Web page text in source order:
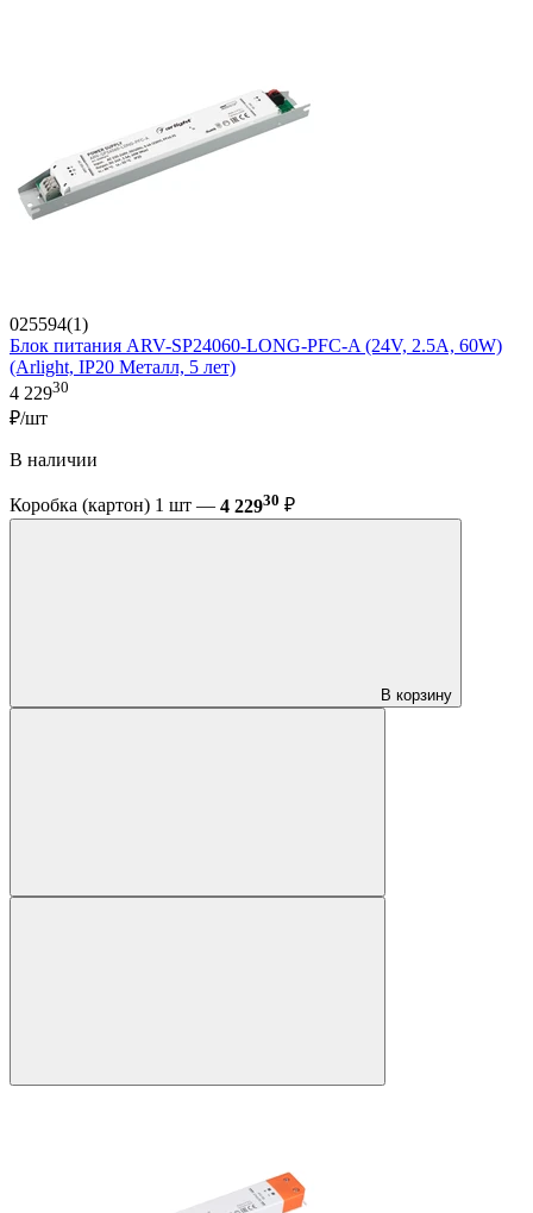
025594(1)
Блок питания ARV-SP24060-LONG-PFC-A (24V, 2.5A, 60W)
(Arlight, IP20 Металл, 5 лет)
4 22930
₽/шт
В наличии
Коробка (картон) 1 шт — 4 22930 ₽
В корзину